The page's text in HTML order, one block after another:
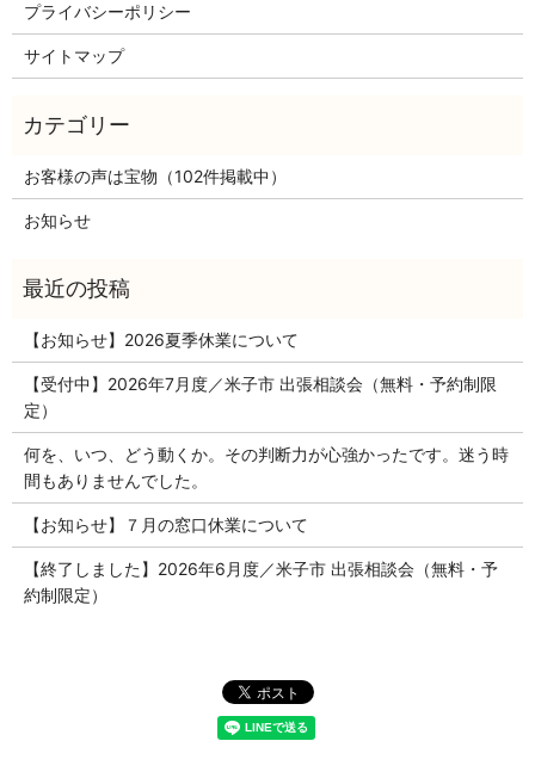
プライバシーポリシー
サイトマップ
お客様の声は宝物（102件掲載中）
お知らせ
【お知らせ】2026夏季休業について
【受付中】2026年7月度／米子市 出張相談会（無料・予約制限
定）
何を、いつ、どう動くか。その判断力が心強かったです。迷う時
間もありませんでした。
【お知らせ】７月の窓口休業について
【終了しました】2026年6月度／米子市 出張相談会（無料・予
約制限定）